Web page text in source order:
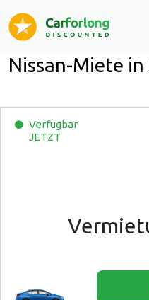
Nissan-Miete
Verfügbar
JETZT